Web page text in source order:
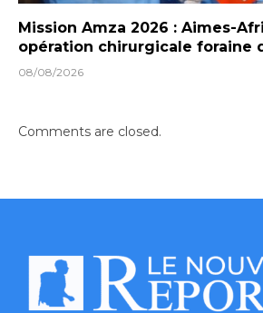
Mission Amza 2026 : Aimes-
opération chirurgicale foraine
08/08/2026
Comments are closed.